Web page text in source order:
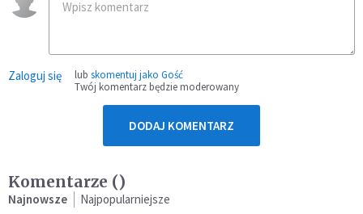
Zaloguj się lub skomentuj jako Gość
Twój komentarz będzie moderowany
DODAJ KOMENTARZ
Komentarze ()
Najnowsze Najpopularniejsze